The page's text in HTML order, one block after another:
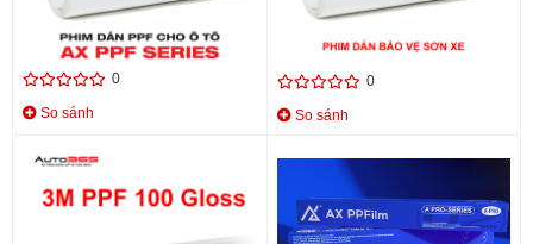
AX FILM PPF G SERIES - PHIM
DÁN PPF Ô TÔ
20.000.000 đ
0
So sánh
PHIM BẢO VỆ SƠN 3M PPF
0
So sánh